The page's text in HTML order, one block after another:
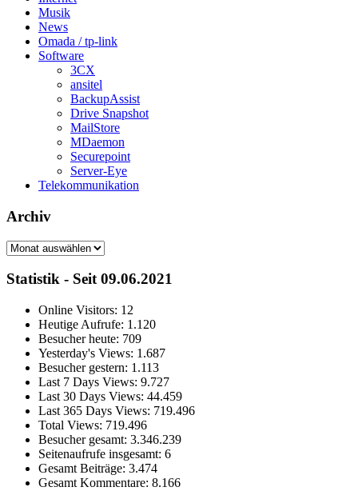
Musik
News
Omada / tp-link
Software
3CX
ansitel
BackupAssist
Drive Snapshot
MailStore
MDaemon
Securepoint
Server-Eye
Telekommunikation
Archiv
Archiv
Statistik - Seit 09.06.2021
Online Visitors: 12
Heutige Aufrufe: 1.120
Besucher heute: 709
Yesterday's Views: 1.687
Besucher gestern: 1.113
Last 7 Days Views: 9.727
Last 30 Days Views: 44.459
Last 365 Days Views: 719.496
Total Views: 719.496
Besucher gesamt: 3.346.239
Seitenaufrufe insgesamt: 6
Gesamt Beiträge: 3.474
Gesamt Kommentare: 8.166